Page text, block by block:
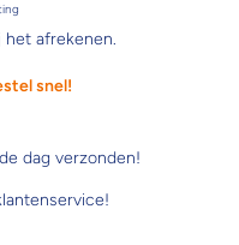
het afrekenen.
snel!
dag verzonden!